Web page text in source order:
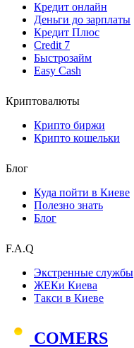
Кредит онлайн
Деньги до зарплаты
Кредит Плюс
Credit 7
Быстрозайм
Easy Cash
Криптовалюты
Крипто биржи
Крипто кошельки
Блог
Куда пойти в Киеве
Полезно знать
Блог
F.A.Q
Экстренные службы
ЖЕКи Киева
Такси в Киеве
COMERS